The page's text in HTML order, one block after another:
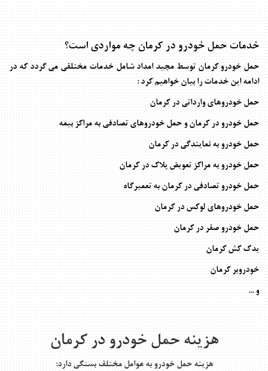
خدمات حمل خودرو در کرمان چه مواردی است؟
حمل خودرو کرمان توسط مجید امداد شامل خدمات مختلفی می گردد که در
ادامه این خدمات را بیان خواهیم کرد :
حمل خودروهای وارداتی در کرمان
حمل خودرو در کرمان و حمل خودروهای تصادفی به مراکز بیمه
حمل خودرو به نمایندگی در کرمان
حمل خودرو به مراکز تعویض پلاک در کرمان
حمل خودرو تصادفی در کرمان به تعمیرگاه
حمل خودروهای لوکس در کرمان
حمل خودرو صفر در کرمان
یدک کش کرمان
خودروبر کرمان
و ...
هزینه حمل خودرو در کرمان
هزینه حمل خودرو به عوامل مختلف بستگی دارد: